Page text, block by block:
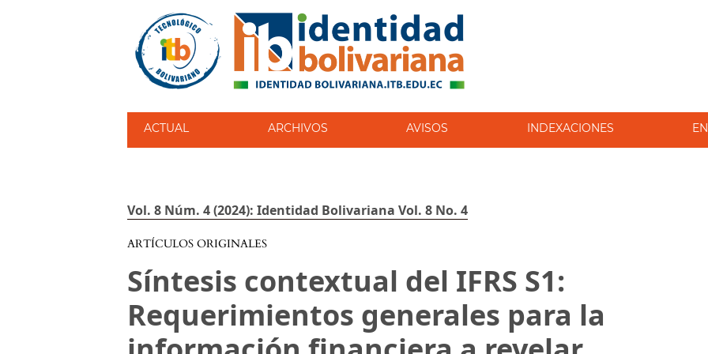
ACTUAL ARCHIVOS AVISOS INDEXACIONES
Vol. 8 Núm. 4 (2024): Identidad Bolivariana Vol. 8 No. 4
ARTÍCULOS ORIGINALES
Síntesis contextual del IFRS S1:
Requerimientos generales para la